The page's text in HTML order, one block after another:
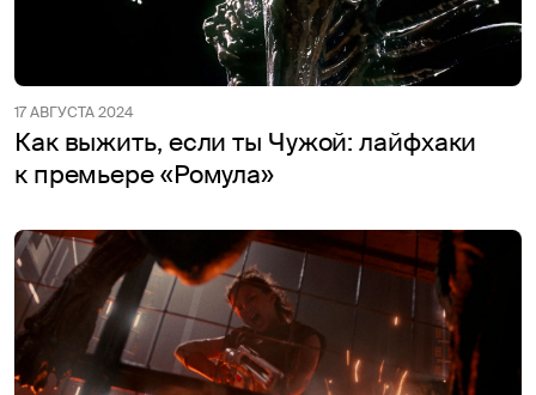
17 АВГУСТА 2024
Как выжить, если ты Чужой: лайфхаки
к премьере «Ромула»